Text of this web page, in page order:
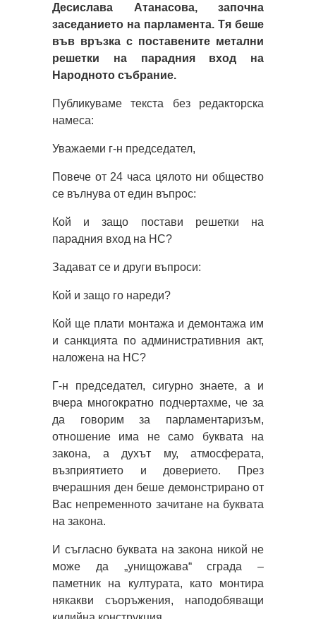
Десислава Атанасова, започна
заседанието на парламента. Тя беше
във връзка с поставените метални
решетки на парадния вход на
Народното събрание.
Публикуваме текста без редакторска
намеса:
Уважаеми г-н председател,
Повече от 24 часа цялото ни общество
се вълнува от един въпрос:
Кой и защо постави решетки на
парадния вход на НС?
Задават се и други въпроси:
Кой и защо го нареди?
Кой ще плати монтажа и демонтажа им
и санкцията по административния акт,
наложена на НС?
Г-н председател, сигурно знаете, а и
вчера многократно подчертахме, че за
да говорим за парламентаризъм,
отношение има не само буквата на
закона, а духът му, атмосферата,
възприятието и доверието. През
вчерашния ден беше демонстрирано от
Вас непременното зачитане на буквата
на закона.
И съгласно буквата на закона никой не
може да „унищожава“ сграда –
паметник на културата, като монтира
някакви съоръжения, наподобяващи